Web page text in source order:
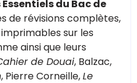
Essentiels du Bac de
de révisions complètes,
sur les
ainsi que leurs
de Douai, Balzac,
, Pierre Corneille,Le